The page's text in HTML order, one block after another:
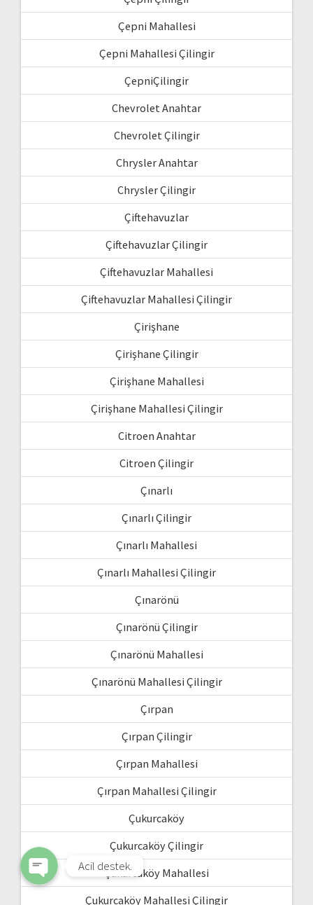
Çepni Mahallesi
Çepni Mahallesi Çilingir
ÇepniÇilingir
Chevrolet Anahtar
Chevrolet Çilingir
Chrysler Anahtar
Chrysler Çilingir
Çiftehavuzlar
Çiftehavuzlar Çilingir
Çiftehavuzlar Mahallesi
Çiftehavuzlar Mahallesi Çilingir
Çirişhane
Çirişhane Çilingir
Çirişhane Mahallesi
Çirişhane Mahallesi Çilingir
Citroen Anahtar
Citroen Çilingir
Çınarlı
Çınarlı Çilingir
Çınarlı Mahallesi
Çınarlı Mahallesi Çilingir
Çınarönü
Çınarönü Çilingir
Çınarönü Mahallesi
Çınarönü Mahallesi Çilingir
Çırpan
Çırpan Çilingir
Çırpan Mahallesi
Çırpan Mahallesi Çilingir
Çukurcaköy
Çukurcaköy Çilingir
Çukurcaköy Mahallesi
Çukurcaköy Mahallesi Çilingir
Phone
Acil destek.